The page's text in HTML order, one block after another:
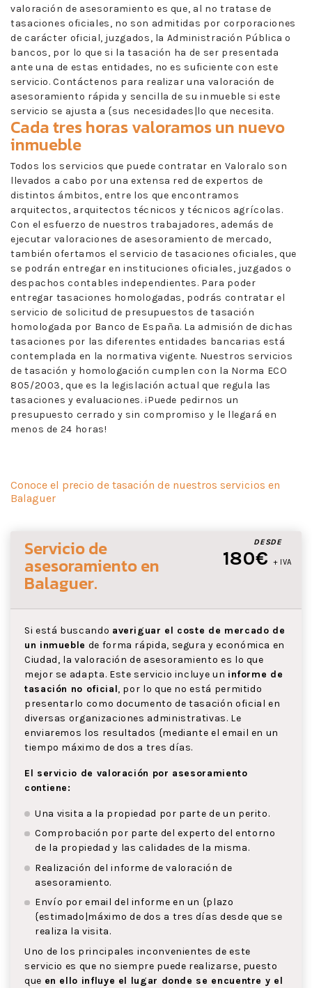
valoración de asesoramiento es que, al no tratase de
tasaciones oficiales, no son admitidas por corporaciones
de carácter oficial, juzgados, la Administración Pública o
bancos, por lo que si la tasación ha de ser presentada
ante una de estas entidades, no es suficiente con este
servicio. Contáctenos para realizar una valoración de
asesoramiento rápida y sencilla de su inmueble si este
servicio se ajusta a {sus necesidades|lo que necesita.
Cada tres horas valoramos un nuevo
inmueble
Todos los servicios que puede contratar en Valoralo son
llevados a cabo por una extensa red de expertos de
distintos ámbitos, entre los que encontramos
arquitectos, arquitectos técnicos y técnicos agrícolas.
Con el esfuerzo de nuestros trabajadores, además de
ejecutar valoraciones de asesoramiento de mercado,
también ofertamos el servicio de tasaciones oficiales, que
se podrán entregar en instituciones oficiales, juzgados o
despachos contables independientes. Para poder
entregar tasaciones homologadas, podrás contratar el
servicio de solicitud de presupuestos de tasación
homologada por Banco de España. La admisión de dichas
tasaciones por las diferentes entidades bancarias está
contemplada en la normativa vigente. Nuestros servicios
de tasación y homologación cumplen con la Norma ECO
805/2003, que es la legislación actual que regula las
tasaciones y evaluaciones. ¡Puede pedirnos un
presupuesto cerrado y sin compromiso y le llegará en
menos de 24 horas!
Conoce el precio de tasación de nuestros servicios en
Balaguer
DESDE
180€ + IVA
Servicio de
asesoramientoen
Balaguer.
Si está buscando averiguar el coste de mercado de
un inmueble de forma rápida, segura y económica en
Ciudad, la valoración de asesoramiento es lo que
mejor se adapta. Este servicio incluye un informe de
tasación no oficial, por lo que no está permitido
presentarlo como documento de tasación oficial en
diversas organizaciones administrativas. Le
enviaremos los resultados {mediante el email en un
tiempo máximo de dos a tres días.
El servicio de valoración por asesoramiento
contiene:
Una visita a la propiedad por parte de un perito.
Comprobación por parte del experto del entorno
de la propiedad y las calidades de la misma.
Realización del informe de valoración de
asesoramiento.
Envío por email del informe en un {plazo
{estimado|máximo de dos a tres días desde que se
realiza la visita.
Uno de los principales inconvenientes de este
servicio es que no siempre puede realizarse, puesto
que en ello influye el lugar donde se encuentre y el